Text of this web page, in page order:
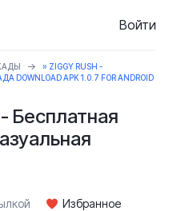
Войти
» ZIGGY RUSH -
APK 1.0.7 FOR ANDROID
Бесплатная
Избранное